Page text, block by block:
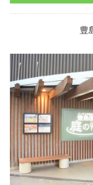
豊